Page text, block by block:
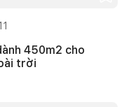
450m2 cho
trời